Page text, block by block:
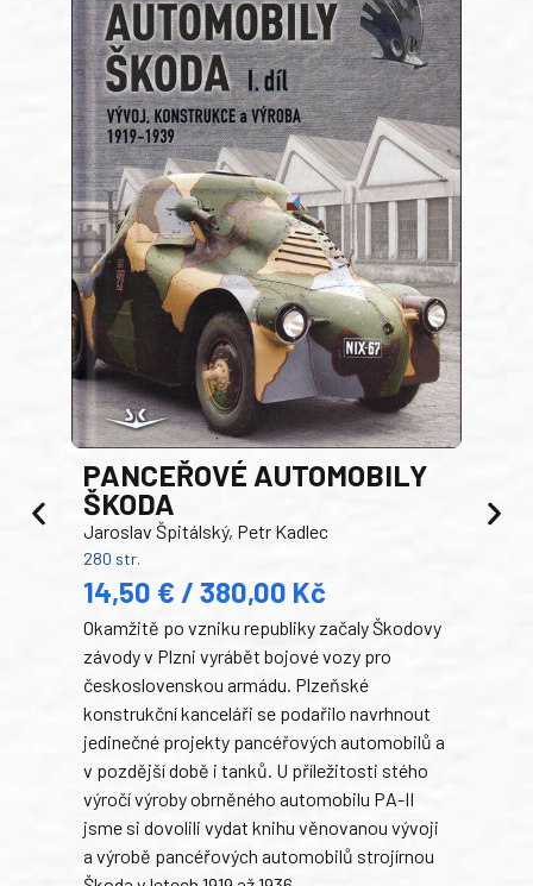
PANCEŘOVÉ AUTOMOBILY
ŠKODA
Jaroslav Špitálský, Petr Kadlec
280 str.
14,50 € / 380,00 Kč
Okamžitě po vzniku republiky začaly Škodovy
závody v Plzni vyrábět bojové vozy pro
československou armádu. Plzeňské
konstrukční kanceláři se podařilo navrhnout
jedinečné projekty pancéřových automobilů a
v pozdější době i tanků. U příležitosti stého
výročí výroby obrněného automobilu PA-II
jsme si dovolili vydat knihu věnovanou vývoji
a výrobě pancéřových automobilů strojírnou